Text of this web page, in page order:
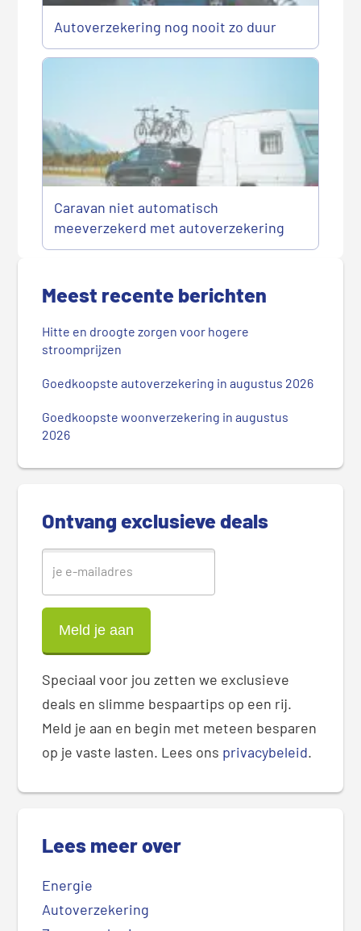
Autoverzekering nog nooit zo duur
Caravan niet automatisch
meeverzekerd met autoverzekering
d
Meest recente berichten
Hitte en droogte zorgen voor hogere
stroomprijzen
Goedkoopste autoverzekering in augustus 2026
Goedkoopste woonverzekering in augustus
2026
Ontvang exclusieve deals
Speciaal voor jou zetten we exclusieve
deals en slimme bespaartips op een rij.
Meld je aan en begin met meteen besparen
op je vaste lasten. Lees ons privacybeleid.
Lees meer over
Energie
Autoverzekering